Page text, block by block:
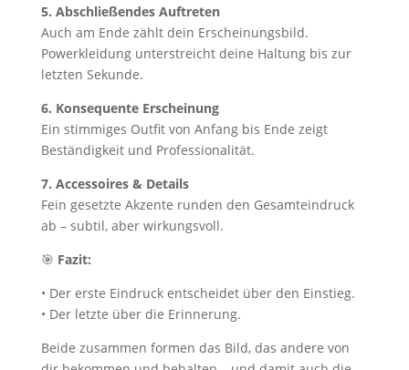
5. Abschließendes Auftreten
Auch am Ende zählt dein Erscheinungsbild.
Powerkleidung unterstreicht deine Haltung bis zur
letzten Sekunde.
6. Konsequente Erscheinung
Ein stimmiges Outfit von Anfang bis Ende zeigt
Beständigkeit und Professionalität.
7. Accessoires & Details
Fein gesetzte Akzente runden den Gesamteindruck
ab – subtil, aber wirkungsvoll.
🎯 Fazit:
• Der erste Eindruck entscheidet über den Einstieg.
• Der letzte über die Erinnerung.
Beide zusammen formen das Bild, das andere von